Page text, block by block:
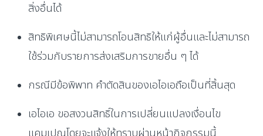
สิ่งอื่นได้
สิทธิพิเศษนี้ไม่สามารถโอนสิทธิให้แก่ผู้อื่นและไม่สามารถ
ใช้ร่วมกับรายการส่งเสริมการขายอื่น ๆ ได้
กรณีมีข้อพิพาท คำตัดสินของเอไอเอถือเป็นที่สิ้นสุด
เอไอเอ ขอสงวนสิทธิ์ในการเปลี่ยนแปลงเงื่อนไข
แคมเปญโดยจะแจ้งให้ทราบผ่านหน้ากิจกรรมนี้